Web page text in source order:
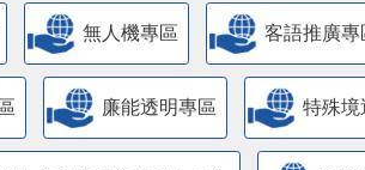
無人機專區 客語推廣專
廉能透明專區 特殊境